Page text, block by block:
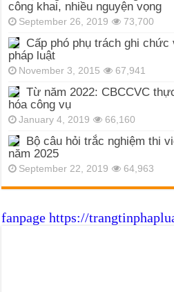
công khai, nhiều nguyện vọng
September 26, 2019 73,700
Cấp phó phụ trách ghi chức
pháp luật
November 3, 2015 67,941
Từ năm 2022: CBCCVC
hóa công vụ
January 4, 2019 66,160
Bộ câu hỏi trắc nghiệm thi
năm 2025
September 22, 2019 64,963
fanpage https://